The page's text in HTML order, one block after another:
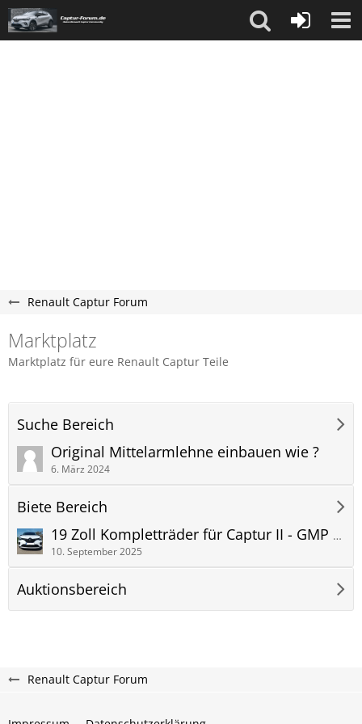
Renault Captur Forum
Marktplatz
Marktplatz für eure Renault Captur Teile
Suche Bereich
Original Mittelarmlehne einbauen wie ?
6. März 2024
Biete Bereich
19 Zoll Kompletträder für Captur II - GMP Matisse Black Diamond mit Falken Euro Allseason
10. September 2025
Auktionsbereich
Renault Captur Forum